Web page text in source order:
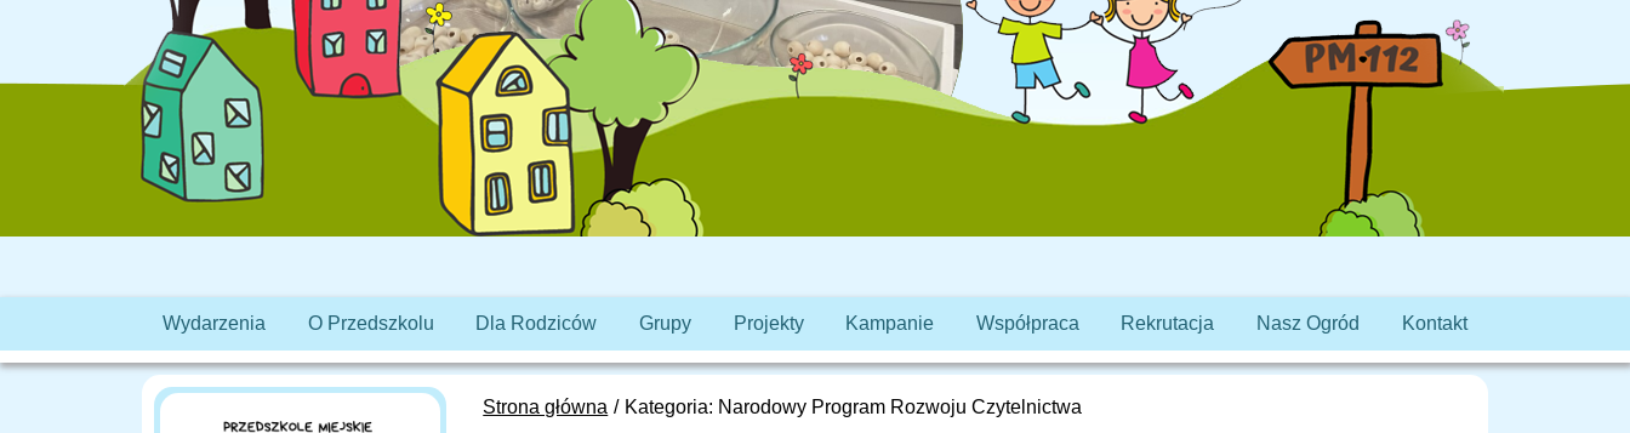
Wydarzenia O Przedszkolu Dla Rodziców Grupy Projekty Kampanie Współpraca Rekrutacja Nasz Ogród Kontakt
Strona główna Kategoria: Narodowy Program Rozwoju Czytelnictwa